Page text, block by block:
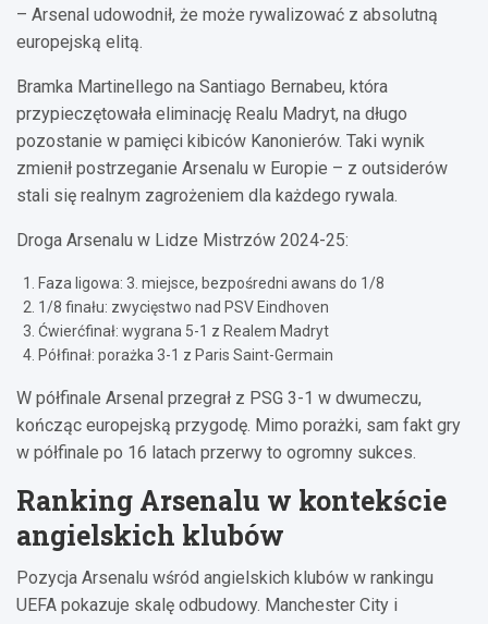
– Arsenal udowodnił, że może rywalizować z absolutną
europejską elitą.
Bramka Martinellego na Santiago Bernabeu, która
przypieczętowała eliminację Realu Madryt, na długo
pozostanie w pamięci kibiców Kanonierów. Taki wynik
zmienił postrzeganie Arsenalu w Europie – z outsiderów
stali się realnym zagrożeniem dla każdego rywala.
Droga Arsenalu w Lidze Mistrzów 2024-25:
Faza ligowa: 3. miejsce, bezpośredni awans do 1/8
1/8 finału: zwycięstwo nad PSV Eindhoven
Ćwierćfinał: wygrana 5-1 z Realem Madryt
Półfinał: porażka 3-1 z Paris Saint-Germain
W półfinale Arsenal przegrał z PSG 3-1 w dwumeczu,
kończąc europejską przygodę. Mimo porażki, sam fakt gry
w półfinale po 16 latach przerwy to ogromny sukces.
Ranking Arsenalu w kontekście
angielskich klubów
Pozycja Arsenalu wśród angielskich klubów w rankingu
UEFA pokazuje skalę odbudowy. Manchester City i